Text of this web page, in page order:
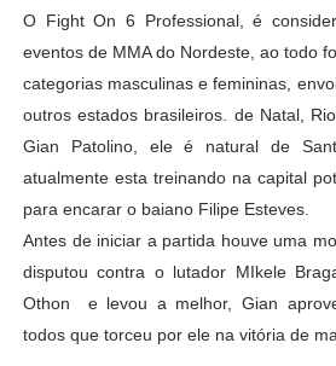
O Fight On 6 Professional, é
eventos de MMA do Nordeste, ao todo
categorias masculinas e femininas,
outros estados brasileiros. de Natal,
Gian Patolino, ele é natural de
atualmente esta treinando na capital
para encarar o baiano Filipe Esteves.
Antes de iniciar a partida houve uma
disputou contra o lutador MIkele
Othon e levou a melhor, Gian
todos que torceu por ele na vitória de